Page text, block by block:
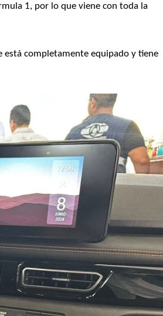
1, por lo que viene con toda la
está completamente equipado y tiene